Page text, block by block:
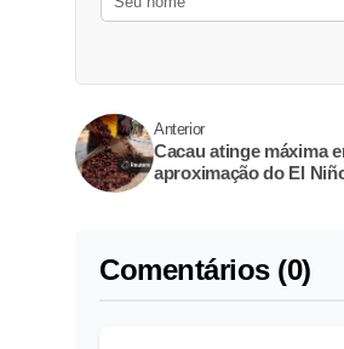
Anterior
Cacau atinge máxima
aproximação do El
Comentários (0)